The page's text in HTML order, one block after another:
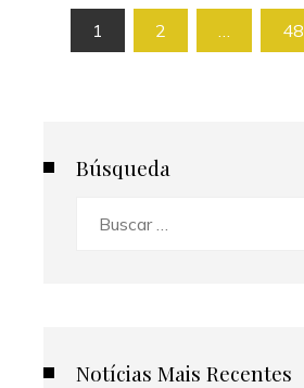
Paginación
1 2 48
Búsqueda
Notícias Mais Recentes